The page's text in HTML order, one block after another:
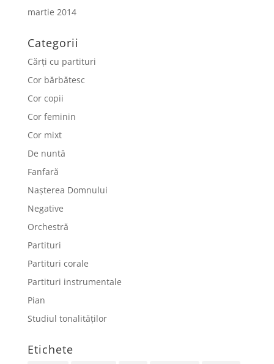
martie 2014
Categorii
Cărți cu partituri
Cor bărbătesc
Cor copii
Cor feminin
Cor mixt
De nuntă
Fanfară
Nașterea Domnului
Negative
Orchestră
Partituri
Partituri corale
Partituri instrumentale
Pian
Studiul tonalităților
Etichete